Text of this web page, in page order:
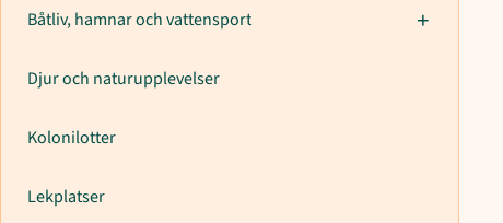
Båtliv, hamnar och vattensport
Djur och naturupplevelser
Kolonilotter
Lekplatser